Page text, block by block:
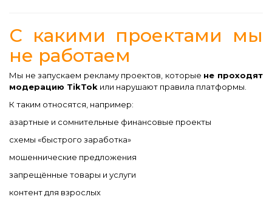
С какими проектами мы
не работаем
Мы не запускаем рекламу проектов, которые не проходят
модерацию TikTok или нарушают правила платформы.
К таким относятся, например:
азартные и сомнительные финансовые проекты
схемы «быстрого заработка»
мошеннические предложения
запрещённые товары и услуги
контент для взрослых